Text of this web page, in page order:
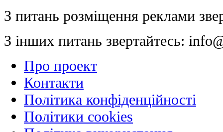
З питань розміщення реклами
З інших питань звертайтесь:
Про проект
Контакти
Політика конфіденційності
Політики cookies